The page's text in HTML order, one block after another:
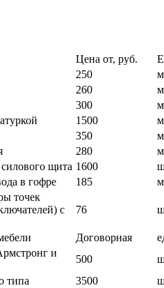
Цена от, руб.
250
260
300
1500
350
280
щита 1600
в гофре
185
точек
с
76
Договорная
и
500
типа
3500